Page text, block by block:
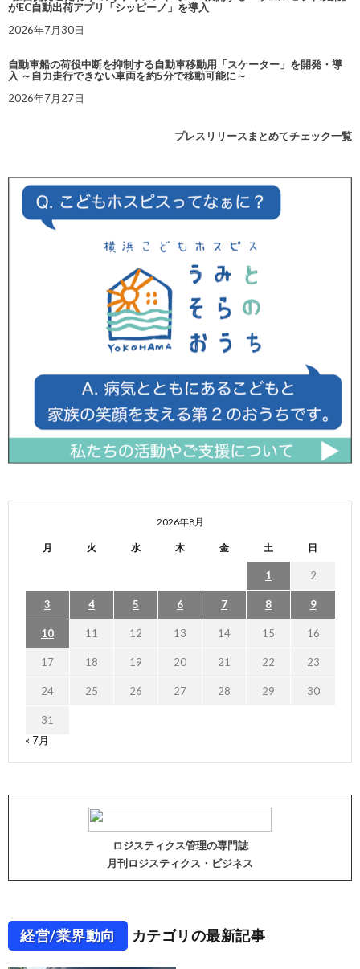
がEC自動出荷アプリ「シッピーノ」を導入
2026年7月30日
自動車船の荷役中断を抑制する自動車移動用「スケーター」を開発・導
入 ～自力走行できない車両を約5分で移動可能に～
2026年7月27日
プレスリリースまとめてチェック一覧
2026年8月
月 火 水 木 金 土 日
1 2
3 4 5 6 7 8 9
10 11 12 13 14 15 16
17 18 19 20 21 22 23
24 25 26 27 28 29 30
31
« 7月
ロジスティクス管理の専門誌
月刊ロジスティクス・ビジネス
経営/業界動向 カテゴリの最新記事